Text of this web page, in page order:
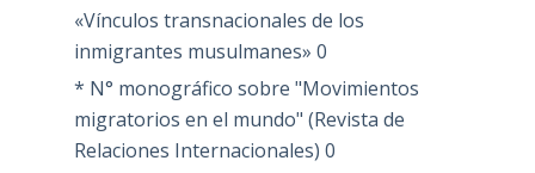
«Vínculos transnacionales de los
inmigrantes musulmanes» 0
* N° monográfico sobre "Movimientos
migratorios en el mundo" (Revista de
Relaciones Internacionales) 0